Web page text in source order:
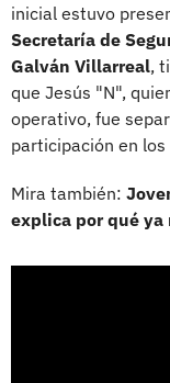
inicial estuvo
Secretaría de
Galván Villarreal,
que Jesús "N",
operativo, fue
participación en los
Mira también:
explica por qué